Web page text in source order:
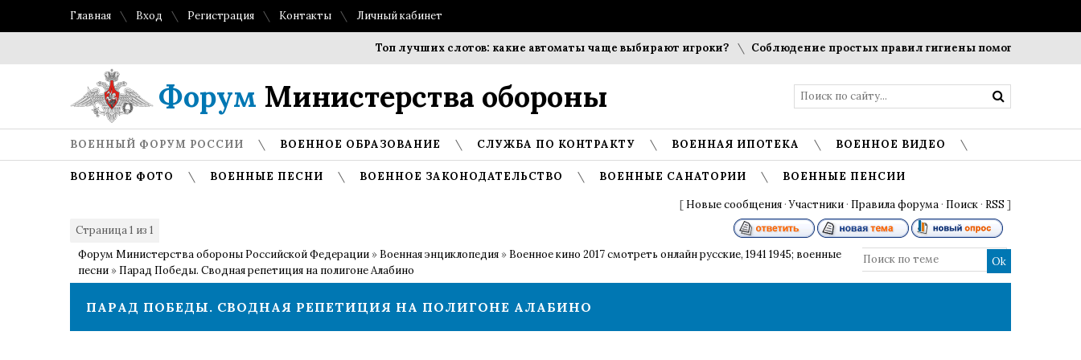
Главная Вход Регистрация Контакты Личный кабинет
Топ лучших слотов: какие автоматы чаще выбирают игроки? Соблюдение простых правил гигиены помогает
Форум Министерства обороны
ВОЕННЫЙ ФОРУМ РОССИИ ВОЕННОЕ ОБРАЗОВАНИЕ СЛУЖБА ПО КОНТРАКТУ ВОЕННАЯ ИПОТЕКА ВОЕННОЕ ВИДЕО
ВОЕННОЕ ФОТО ВОЕННЫЕ ПЕСНИ ВОЕННОЕ ЗАКОНОДАТЕЛЬСТВО ВОЕННЫЕ САНАТОРИИ ВОЕННЫЕ ПЕНСИИ
[ Новые сообщения ·Участники · Правила форума · Поиск · RSS ]
Страница1 из 1
Форум Министерства обороны Российской Федерации » Военная энциклопедия » Военное кино 2017 смотреть онлайн русские, 1941 1945; военные
песни » Парад Победы. Сводная репетиция на полигоне Алабино
ПАРАД ПОБЕДЫ. СВОДНАЯ РЕПЕТИЦИЯ НА ПОЛИГОНЕ АЛАБИНО